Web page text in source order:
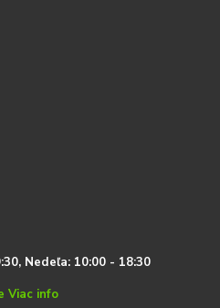
Nedeľa: 10:00 - 18:30
Viac info